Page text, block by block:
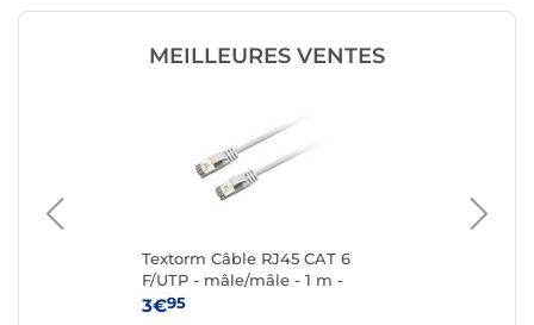
MEILLEURES VENTES
Textorm Câble RJ45 CAT 6
F/UTP - mâle/mâle - 1 m -
Blanc
3€95